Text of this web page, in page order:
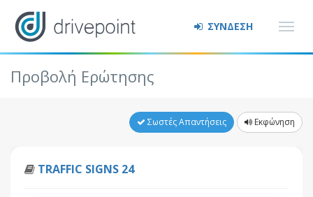
ΣΥΝΔΕΣΗ
Προβολή Ερώτησης
Σωστές Απαντήσεις Εκφώνηση
TRAFFIC SIGNS 24